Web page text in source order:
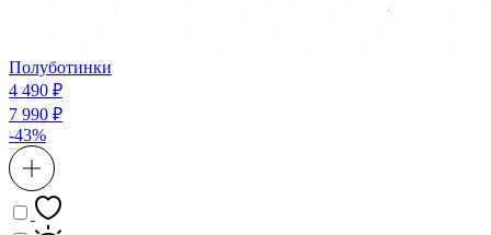
Полуботинки
4 490 ₽
7 990 ₽
-43%